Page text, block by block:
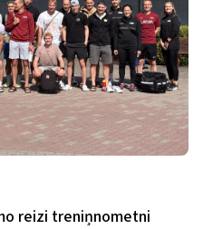
reizi treniņnometni